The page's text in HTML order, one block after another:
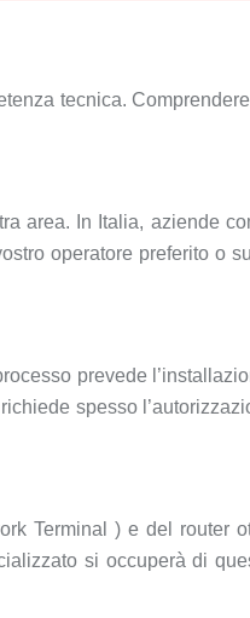
tecnica.
area. In Italia, aziende
operatore preferito o
prevede
spesso
Terminal ) e del
si occuperà di